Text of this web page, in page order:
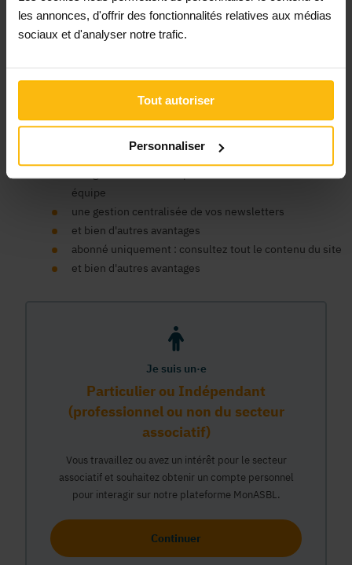
les annonces, d'offrir des fonctionnalités relatives aux médias
sociaux et d'analyser notre trafic.
Tout autoriser
Personnaliser
Je suis un·e
Particulier ou Indépendant
(professionnel ou non du secteur
associatif)
Vous travaillez ou avez un intérêt pour le secteur
associatif et souhaitez obtenir un compte personnel
pour interagir sur notre plateforme MonASBL.
Continuer
Un compte organisme est nécessaire pour bénéficier au nom
de votre ASBL des avantages de la plateforme MonASBL.be :
consulter le contenu de nos fiches infos et bénéficier du
association, publier des annonces, consulter notre contenu
de formation en ligne, bénéficier d'un support expert, etc.
un seul compte pour tous nos sites
équipe
une gestion centralisée de vos newsletters
et bien d'autres avantages
abonné uniquement : consultez tout le contenu du site
et bien d'autres avantages